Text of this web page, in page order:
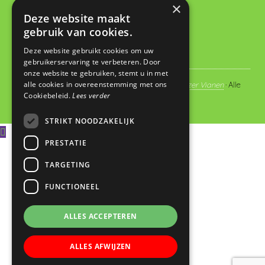
administratie@dewegwijzervianen.nl
© Copyright 2019 - 2026Basisschool De Wegwijzer Vianen· Alle
rechten voorbehouden
×
Deze website maakt
gebruik van cookies.
Deze website gebruikt cookies om uw
gebruikerservaring te verbeteren. Door
onze website te gebruiken, stemt u in met
alle cookies in overeenstemming met ons
Cookiebeleid.Lees verder
STRIKT NOODZAKELIJK
PRESTATIE
TARGETING
FUNCTIONEEL
ALLES ACCEPTEREN
ALLES AFWIJZEN